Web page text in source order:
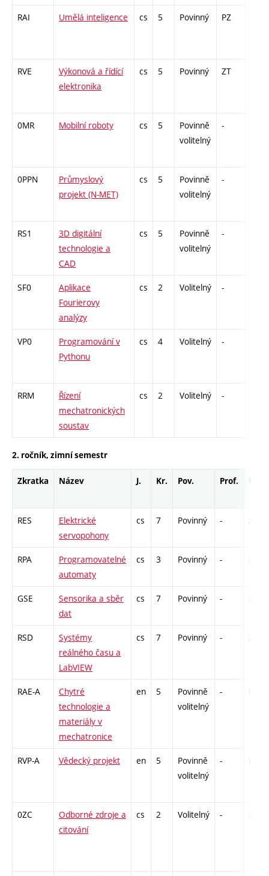
RAI Umělá inteligence cs 5 Povinný PZ
RVE
Výkonová a řídící
elektronika
cs 5 Povinný ZT
0MR Mobilní roboty cs 5
Povinně
volitelný
-
0PPN
Průmyslový
projekt (N-MET)
cs 5
Povinně
volitelný
-
RS1
3D digitální
technologie a
CAD
cs 5
Povinně
volitelný
-
SF0
Aplikace
Fourierovy
analýzy
cs 2 Volitelný -
VP0
Programování v
Pythonu
cs 4 Volitelný -
RRM
Řízení
mechatronických
soustav
cs 2 Volitelný -
2. ročník, zimní semestr
Zkratka Název J. Kr. Pov. Prof.
RES
Elektrické
servopohony
cs 7 Povinný - zá,zk
RPA
Programovatelné
automaty
cs 3 Povinný - zá,zk
GSE
Sensorika a sběr
dat
cs 7 Povinný - zá,zk
RSD
Systémy
reálného času a
LabVIEW
cs 7 Povinný - zá,zk
RAE-A
Chytré
technologie a
materiály v
mechatronice
en 5
Povinně
volitelný
-
RVP-A Vědecký projekt en 5
Povinně
volitelný
-
0ZC
Odborné zdroje a
citování
cs 2 Volitelný - zá